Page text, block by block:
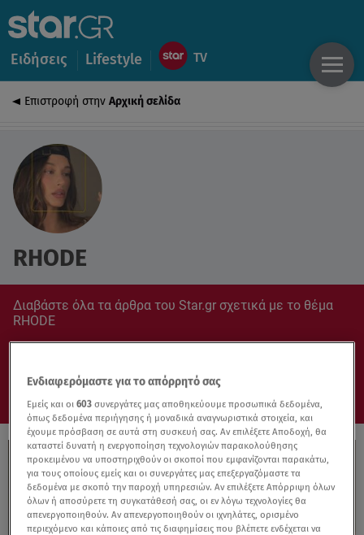
Ειδήσεις Lifestyle
Επιστροφή στην Αρχική σελίδα
RHODE
Διαβάστε όλα τα άρθρα του Star.gr σχετικά με το θέμα
RHODE
Ενδιαφερόμαστε για το απόρρητό σας
Εμείς και οι603 συνεργάτες μας αποθηκεύουμε προσωπικά δεδομένα,
όπως δεδομένα περιήγησης ή μοναδικά αναγνωριστικά στοιχεία, και
έχουμε πρόσβαση σε αυτά στη συσκευή σας. Αν επιλέξετε Αποδοχή, θα
καταστεί δυνατή η ενεργοποίηση τεχνολογιών παρακολούθησης
προκειμένου να υποστηριχθούν οι σκοποί που εμφανίζονται παρακάτω,
για τους οποίους εμείς και οι συνεργάτες μας επεξεργαζόμαστε τα
δεδομένα με σκοπό την παροχή υπηρεσιών. Αν επιλέξετε Απόρριψη όλων
όλων ή αποσύρετε τη συγκατάθεσή σας, οι εν λόγω τεχνολογίες θα
απενεργοποιηθούν. Αν απενεργοποιηθούν οι ιχνηλάτες, ορισμένο
περιεχόμενο και κάποιες από τις διαφημίσεις που βλέπετε ενδέχεται να